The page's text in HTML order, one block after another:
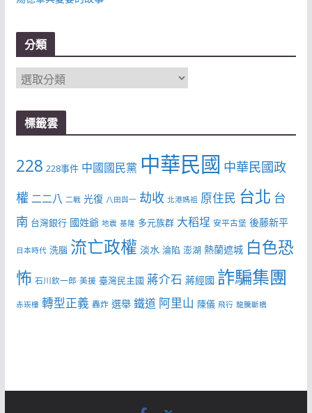
分類
分
標籤雲
228 228事件 中國國民黨 中華民國 中華民國政
權 二二八 二戰 光復 八田與一 劫收 北港媽祖 原住民 台北 台
南 台灣銀行 國姓爺 地震 基隆 多元族群 大稻埕 安平古堡 後藤新平
日本時代 洗腦 流亡政權 淡水 淪陷 澎湖 熱蘭遮城 白色恐
怖 石川欽一郎 美援 臺灣民主國 蔣介石 蔣經國 詐騙集團
赤崁樓 轉型正義 轟炸 選舉 鐵道 阿里山 陳儀 飛行 龍騰斷橋